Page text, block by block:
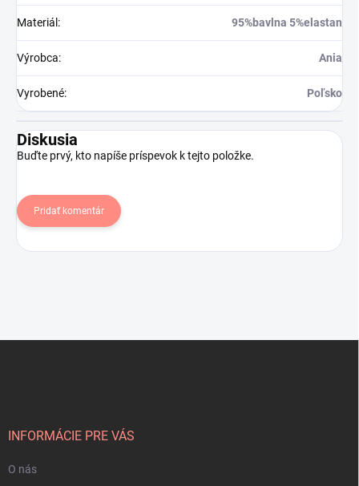
Materiál : 95%bavlna 5%elastan
Výrobca: Ania
Vyrobené: Poľsko
Diskusia
Buďte prvý, kto napíše príspevok k tejto položke.
Pridať komentár
INFORMÁCIE PRE VÁS
O nás